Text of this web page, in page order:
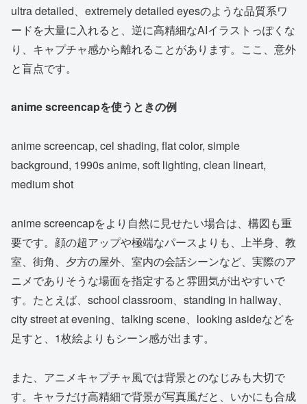
ultra detailed、extremely detailed eyesのような品質系ワ
ードを大量に入れると、逆に高精細なAIイラストっぽくな
り、キャプチャ感から離れることがあります。ここ、意外
と盲点です。
anime screencapを使うときの例
anime screencap, cel shading, flat color, simple
background, 1990s anime, soft lighting, clean lineart,
medium shot
anime screencapをより自然に見せたい場合は、構図も重
要です。顔の超アップや極端なパースよりも、上半身、教
室、街角、夕方の屋外、室内の会話シーンなど、実際のア
ニメでありそうな場面を指定すると雰囲気が出やすいで
す。たとえば、school classroom、standing in hallway、
city street at evening、talking scene、looking asideなどを
足すと、1枚絵よりもシーン感が出ます。
また、アニメキャプチャ風では背景とのなじみも大切で
す。キャラだけ高精細で背景が写真風だと、いかにも合成